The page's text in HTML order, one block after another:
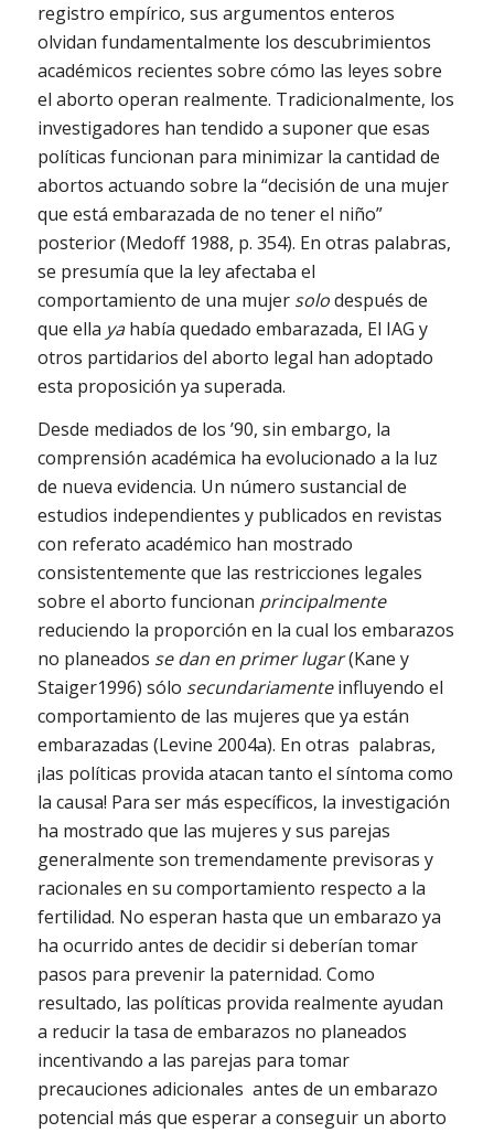
registro empírico, sus argumentos enteros
olvidan fundamentalmente los descubrimientos
académicos recientes sobre cómo las leyes sobre
el aborto operan realmente. Tradicionalmente, los
investigadores han tendido a suponer que esas
políticas funcionan para minimizar la cantidad de
abortos actuando sobre la “decisión de una mujer
que está embarazada de no tener el niño”
posterior (Medoff 1988, p. 354). En otras palabras,
se presumía que la ley afectaba el
comportamiento de una mujer solodespués de
que ella yahabía quedado embarazada, El IAG y
otros partidarios del aborto legal han adoptado
esta proposición ya superada.
Desde mediados de los ’90, sin embargo, la
comprensión académica ha evolucionado a la luz
de nueva evidencia. Un número sustancial de
estudios independientes y publicados en revistas
con referato académico han mostrado
consistentemente que las restricciones legales
sobre el aborto funcionan principalmente
reduciendo la proporción en la cual los embarazos
no planeados se dan en primer lugar(Kane y
Staiger1996) sólo secundariamenteinfluyendo el
comportamiento de las mujeres que ya están
embarazadas (Levine 2004a). En otras palabras,
¡las políticas provida atacan tanto el síntoma como
la causa! Para ser más específicos, la investigación
ha mostrado que las mujeres y sus parejas
generalmente son tremendamente previsoras y
racionales en su comportamiento respecto a la
fertilidad. No esperan hasta que un embarazo ya
ha ocurrido antes de decidir si deberían tomar
pasos para prevenir la paternidad. Como
resultado, las políticas provida realmente ayudan
a reducir la tasa de embarazos no planeados
incentivando a las parejas para tomar
precauciones adicionales antes de un embarazo
potencial más que esperar a conseguir un aborto